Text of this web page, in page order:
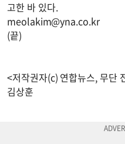
고한 바 있다.
meolakim@yna.co.kr
(끝)
<저작권자(c) 연합뉴스, 무단
김상훈